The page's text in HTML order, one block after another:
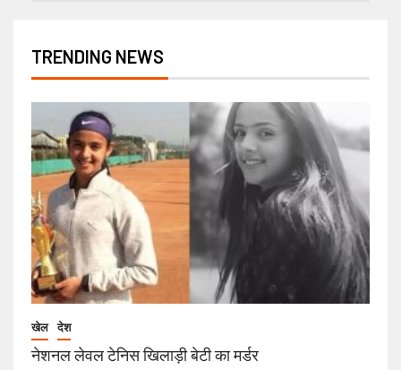
TRENDING NEWS
खेल देश
नेशनल लेवल टेनिस खिलाड़ी बेटी का मर्डर